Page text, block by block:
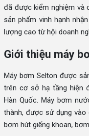
đã được kiểm nghiệm và
sản phẩm vinh hạnh
lượng cao từ hội doanh
Giới thiệu máy
Máy bơm Selton được
trên cơ sở hạ tầng hiện
Hàn Quốc. Máy bơm
thành, được sử dụng
bơm hút giếng khoan,